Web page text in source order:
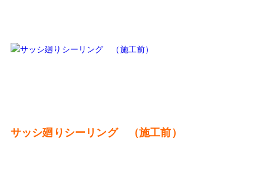
サッシ廻りシーリング （施工前）